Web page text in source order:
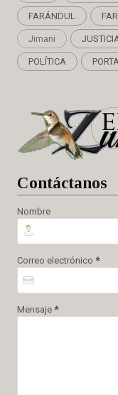
FARÁNDUL
Jimani
POLÍTICA
Contáctanos
Nombre
Correo electrónico *
Mensaje *